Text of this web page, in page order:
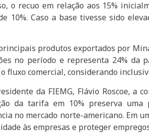
o recuo em relação aos 15%
10%. Caso a base tivesse sido
produtos exportados por
no período e representa 24% da
fluxo comercial, considerando
da FIEMG, Flávio Roscoe, a
da tarifa em 10% preserva
no mercado norte-americano. Em
às empresas e proteger